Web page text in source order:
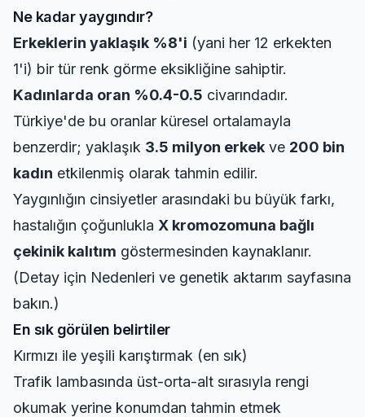
Ne kadar yaygındır?
Erkeklerin yaklaşık %8'i (yani her 12 erkekten
1'i) bir tür renk görme eksikliğine sahiptir.
Kadınlarda oran %0.4-0.5 civarındadır.
Türkiye'de bu oranlar küresel ortalamayla
benzerdir; yaklaşık 3.5 milyon erkek ve 200 bin
kadın etkilenmiş olarak tahmin edilir.
Yaygınlığın cinsiyetler arasındaki bu büyük farkı,
hastalığın çoğunlukla X kromozomuna bağlı
çekinik kalıtım göstermesinden kaynaklanır.
(Detay için Nedenleri ve genetik aktarım sayfasına
bakın.)
En sık görülen belirtiler
Kırmızı ile yeşili karıştırmak (en sık)
Trafik lambasında üst-orta-alt sırasıyla rengi
okumak yerine konumdan tahmin etmek